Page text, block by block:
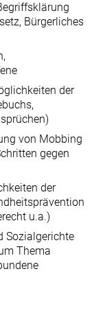
Bürgerliches
der
von Mobbing
gegen
der
u.a.)
Sozialgerichte
Thema